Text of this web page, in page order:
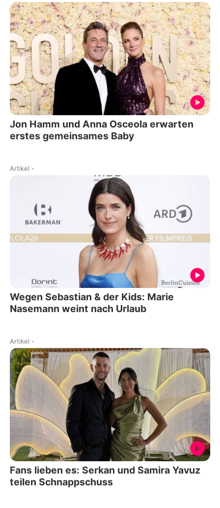
Jon Hamm und Anna Osceola erwarten
erstes gemeinsames Baby
Artikel -
Wegen Sebastian & der Kids: Marie
Nasemann weint nach Urlaub
Artikel -
Fans lieben es: Serkan und Samira Yavuz
teilen Schnappschuss